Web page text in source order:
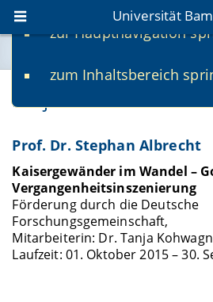
zur Hauptnavigation
zum Inhaltsbereich
Universität
www.uni-
fis.uni-
Projekte 2019
Prof. Dr. Stephan Albrecht
Kaisergewänder im Wandel –
Vergangenheitsinszenierung
Förderung durch die Deutsche
Forschungsgemeinschaft,
Mitarbeiterin: Dr. Tanja
Laufzeit: 01. Oktober 2015 – 30.